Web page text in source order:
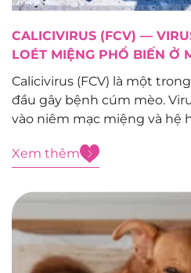
CALICIVIRUS (FCV) —
LOÉT MIỆNG PHỔ BIẾN Ở
Calicivirus (FCV) là một
đầu gây bệnh cúm mèo.
vào niêm mạc miệng và hệ
được chăm sóc kịp thời.
Xem thêm